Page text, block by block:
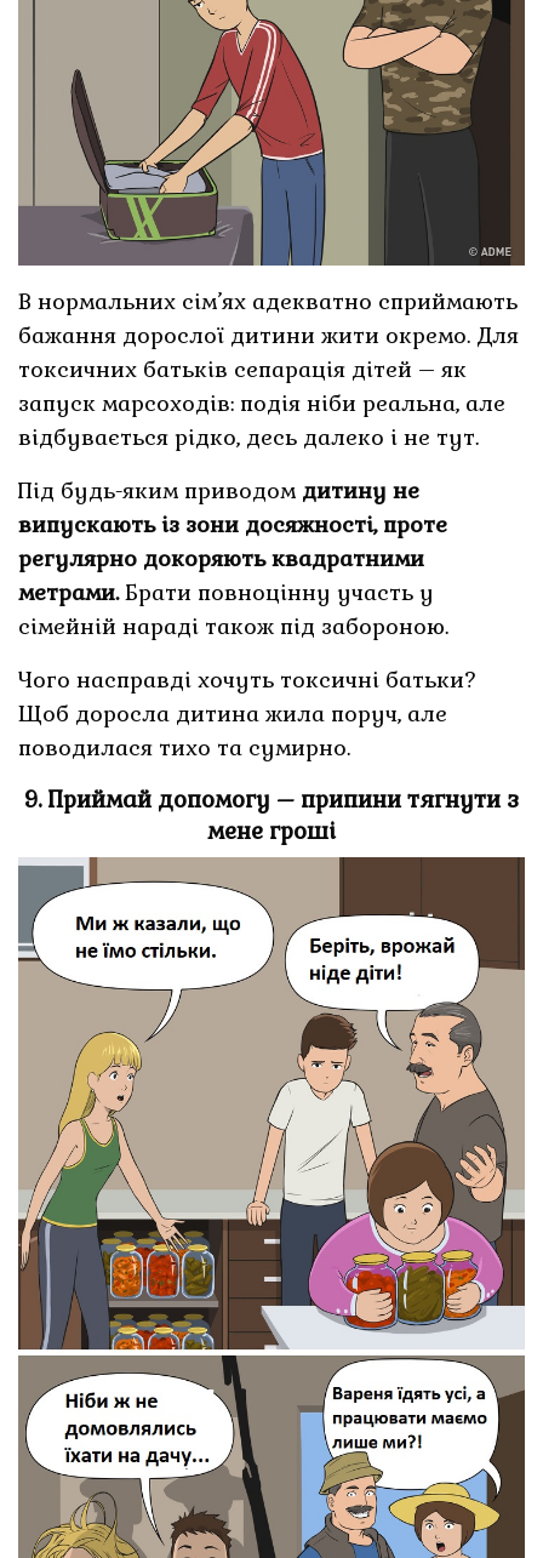
В нормальних сім’ях адекватно сприймають
бажання дорослої дитини жити окремо. Для
токсичних батьків сепарація дітей – як
запуск марсоходів: подія ніби реальна, але
відбувається рідко, десь далеко і не тут.
Під будь-яким приводом дитину не
випускають із зони досяжності, проте
регулярно докоряють квадратними
метрами.Брати повноцінну участь у
сімейній нараді також під забороною.
Чого насправді хочуть токсичні батьки?
Щоб доросла дитина жила поруч, але
поводилася тихо та сумирно.
9. Приймай допомогу – припини тягнути з
мене гроші